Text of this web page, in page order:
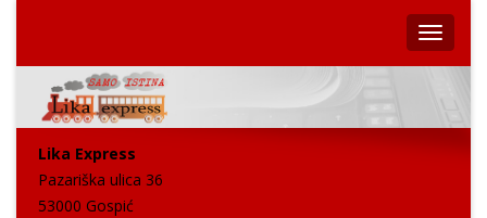
Lika Express
Pazariška ulica 36
53000 Gospić